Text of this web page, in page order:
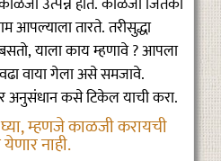
आपल्याला तारते. तरीसुद्धा
याला काय म्हणावे ? आपला
वाया गेला असे समजावे.
कसे टिकेल याची करा.
म्हणजे काळजी करायची
नाही.